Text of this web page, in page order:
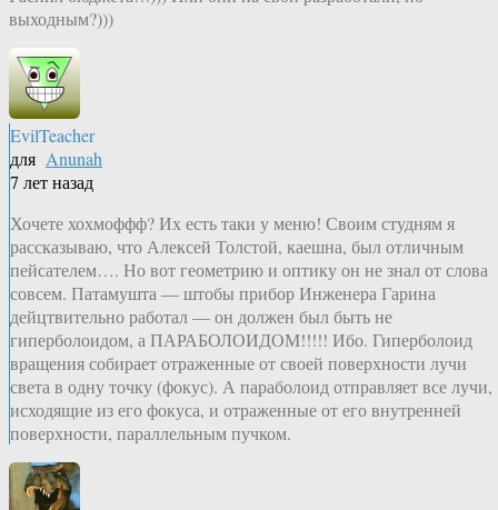
выходным?)))
EvilTeacher
для Anunah
7 лет назад
Хочете хохмоффф? Их есть таки у меню! Своим студням я
рассказываю, что Алексей Толстой, каешна, был отличным
пейсателем…. Но вот геометрию и оптику он не знал от слова
совсем. Патамушта — штобы прибор Инженера Гарина
дейцтвительно работал — он должен был быть не
гиперболоидом, а ПАРАБОЛОИДОМ!!!!! Ибо. Гиперболоид
вращения собирает отраженные от своей поверхности лучи
света в одну точку (фокус). А параболоид отправляет все лучи,
исходящие из его фокуса, и отраженные от его внутренней
поверхности, параллельным пучком.